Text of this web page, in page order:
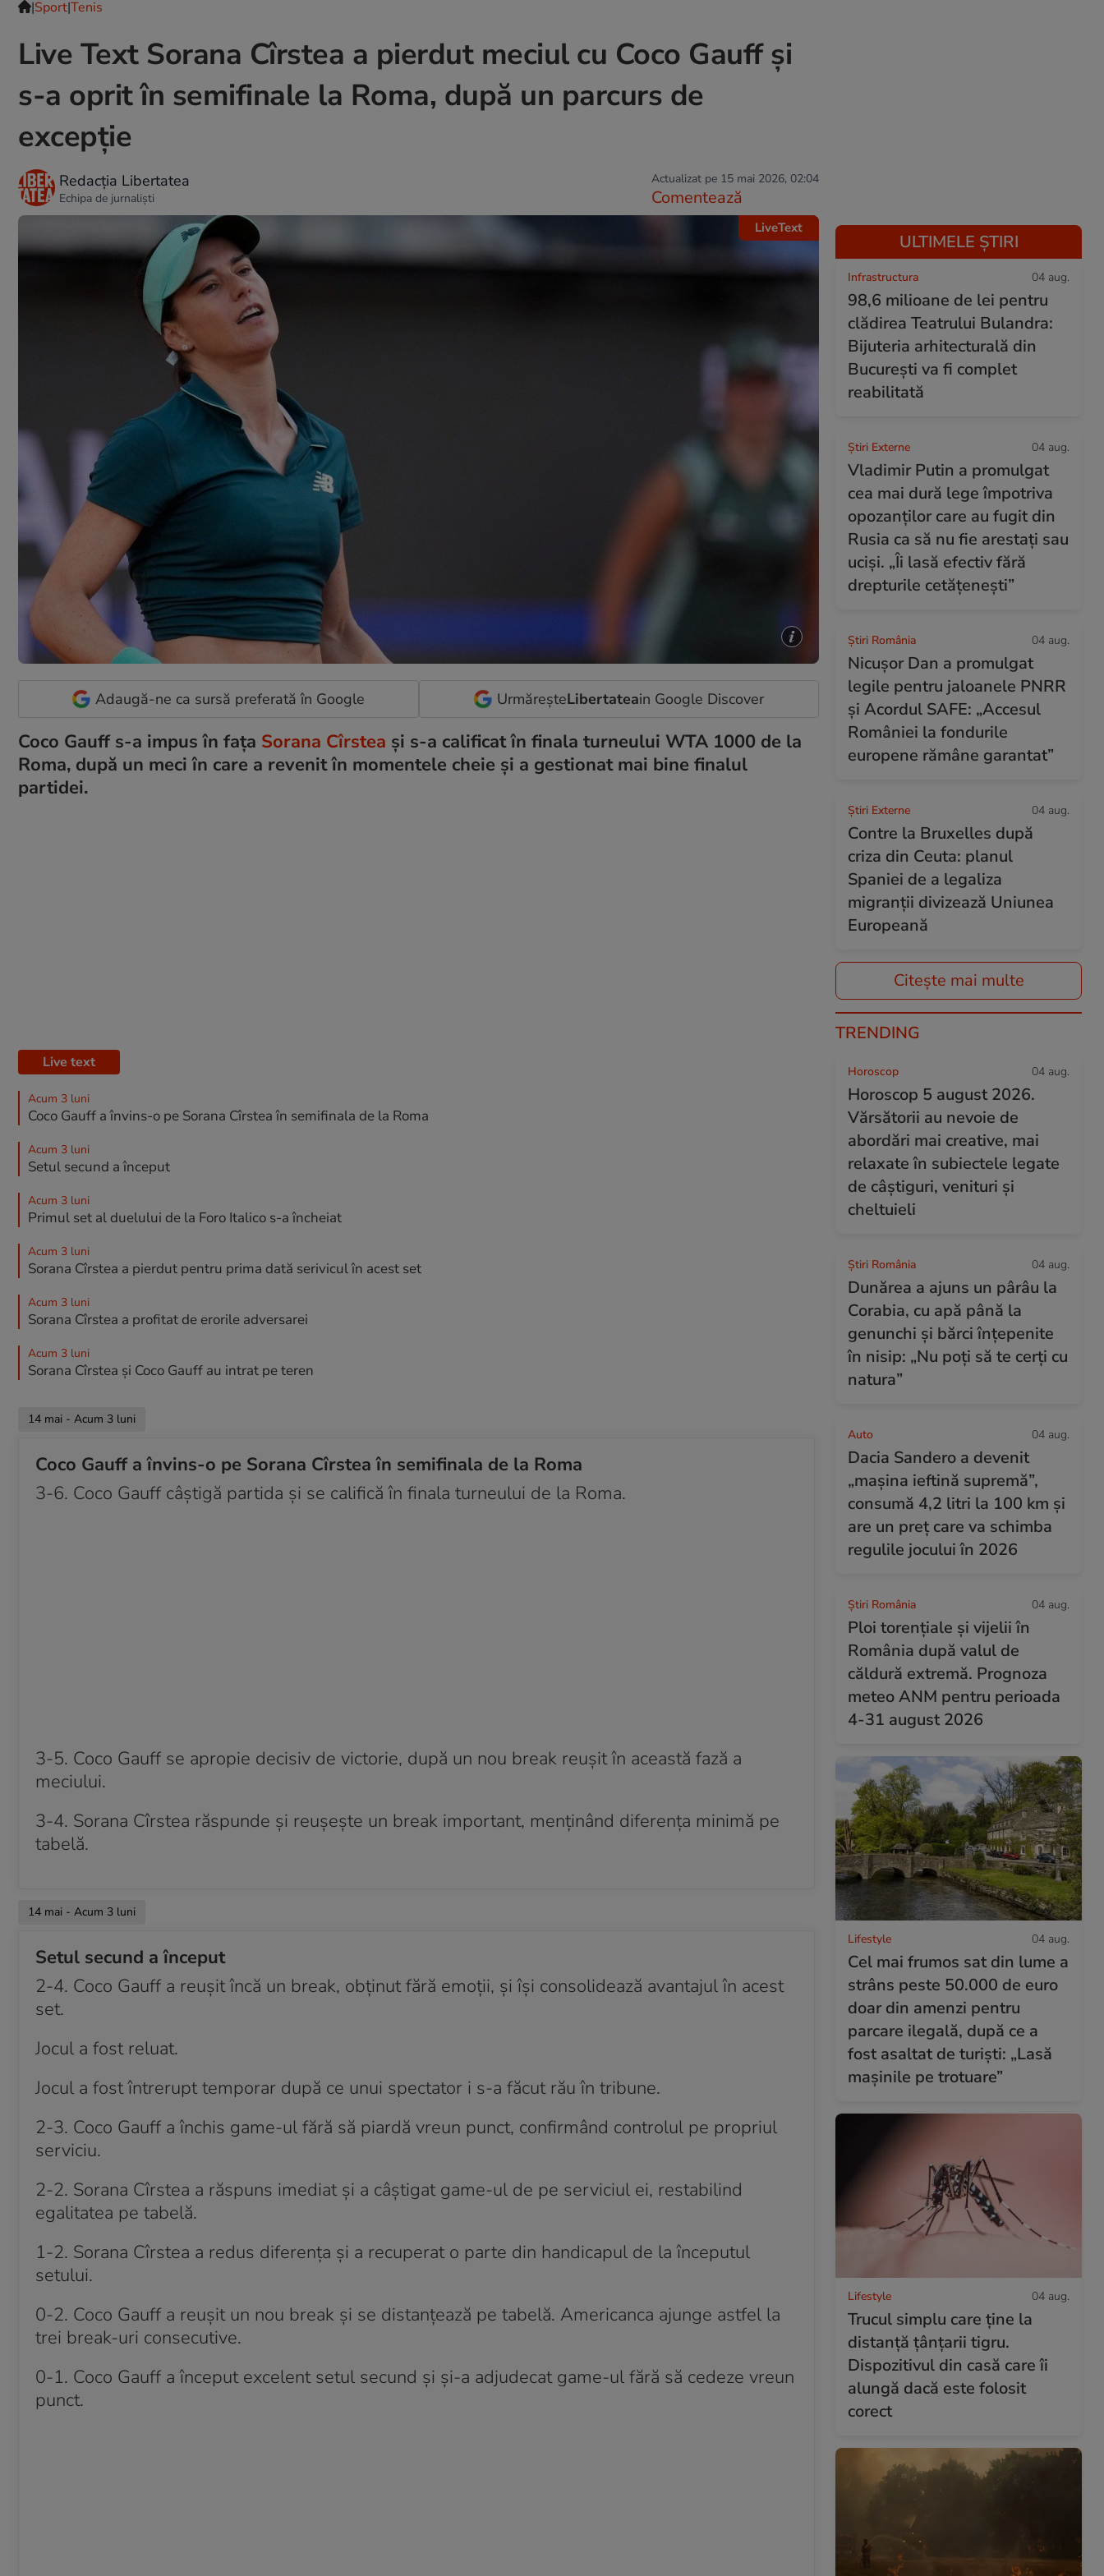
|Sport|Tenis
Live Text Sorana Cîrstea a pierdut meciul cu Coco Gauff și
s-a oprit în semifinale la Roma, după un parcurs de
excepție
Redacția Libertatea
Echipa de jurnaliști
Actualizat pe 15 mai 2026, 02:04
Comentează
LiveText
Adaugă-ne ca sursă preferată în Google UrmăreșteLibertateain Google Discover
Coco Gauff s-a impus în fața Sorana Cîrstea și s-a calificat în finala turneului WTA 1000 de la
Roma, după un meci în care a revenit în momentele cheie și a gestionat mai bine finalul
partidei.
Live text
Acum 3 luni
Coco Gauff a învins-o pe Sorana Cîrstea în semifinala de la Roma
Acum 3 luni
Setul secund a început
Acum 3 luni
Primul set al duelului de la Foro Italico s-a încheiat
Acum 3 luni
Sorana Cîrstea a pierdut pentru prima dată serivicul în acest set
Acum 3 luni
Sorana Cîrstea a profitat de erorile adversarei
Acum 3 luni
Sorana Cîrstea și Coco Gauff au intrat pe teren
14 mai - Acum 3 luni
Coco Gauff a învins-o pe Sorana Cîrstea în semifinala de la Roma
3-6. Coco Gauff câștigă partida și se califică în finala turneului de la Roma.
3-5. Coco Gauff se apropie decisiv de victorie, după un nou break reușit în această fază a
meciului.
3-4. Sorana Cîrstea răspunde și reușește un break important, menținând diferența minimă pe
tabelă.
14 mai - Acum 3 luni
Setul secund a început
2-4. Coco Gauff a reușit încă un break, obținut fără emoții, și își consolidează avantajul în acest
set.
Jocul a fost reluat.
Jocul a fost întrerupt temporar după ce unui spectator i s-a făcut rău în tribune.
2-3. Coco Gauff a închis game-ul fără să piardă vreun punct, confirmând controlul pe propriul
serviciu.
2-2. Sorana Cîrstea a răspuns imediat și a câștigat game-ul de pe serviciul ei, restabilind
egalitatea pe tabelă.
1-2. Sorana Cîrstea a redus diferența și a recuperat o parte din handicapul de la începutul
setului.
0-2. Coco Gauff a reușit un nou break și se distanțează pe tabelă. Americanca ajunge astfel la
trei break-uri consecutive.
0-1. Coco Gauff a început excelent setul secund și și-a adjudecat game-ul fără să cedeze vreun
punct.
ULTIMELE ȘTIRI
Infrastructura 04 aug.
98,6 milioane de lei pentru
clădirea Teatrului Bulandra:
Bijuteria arhitecturală din
București va fi complet
reabilitată
Știri Externe 04 aug.
Vladimir Putin a promulgat
cea mai dură lege împotriva
opozanților care au fugit din
Rusia ca să nu fie arestați sau
uciși. „Îi lasă efectiv fără
drepturile cetățenești”
Știri România 04 aug.
Nicușor Dan a promulgat
legile pentru jaloanele PNRR
și Acordul SAFE: „Accesul
României la fondurile
europene rămâne garantat”
Știri Externe 04 aug.
Contre la Bruxelles după
criza din Ceuta: planul
Spaniei de a legaliza
migranții divizează Uniunea
Europeană
Citește mai multe
TRENDING
Horoscop 04 aug.
Horoscop 5 august 2026.
Vărsătorii au nevoie de
abordări mai creative, mai
relaxate în subiectele legate
de câștiguri, venituri și
cheltuieli
Știri România 04 aug.
Dunărea a ajuns un pârâu la
Corabia, cu apă până la
genunchi și bărci înțepenite
în nisip: „Nu poți să te cerți cu
natura”
Auto 04 aug.
Dacia Sandero a devenit
„mașina ieftină supremă”,
consumă 4,2 litri la 100 km și
are un preț care va schimba
regulile jocului în 2026
Știri România 04 aug.
Ploi torențiale și vijelii în
România după valul de
căldură extremă. Prognoza
meteo ANM pentru perioada
4-31 august 2026
Lifestyle 04 aug.
Cel mai frumos sat din lume a
strâns peste 50.000 de euro
doar din amenzi pentru
parcare ilegală, după ce a
fost asaltat de turiști: „Lasă
mașinile pe trotuare”
Lifestyle 04 aug.
Trucul simplu care ține la
distanță țânțarii tigru.
Dispozitivul din casă care îi
alungă dacă este folosit
corect